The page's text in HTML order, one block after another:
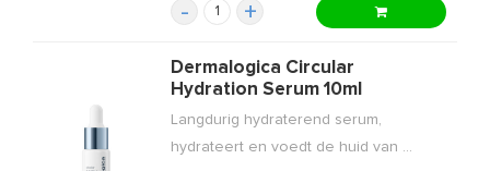
- +
Dermalogica Circular
Hydration Serum 10ml
Langdurig hydraterend serum,
hydrateert en voedt de huid van ...